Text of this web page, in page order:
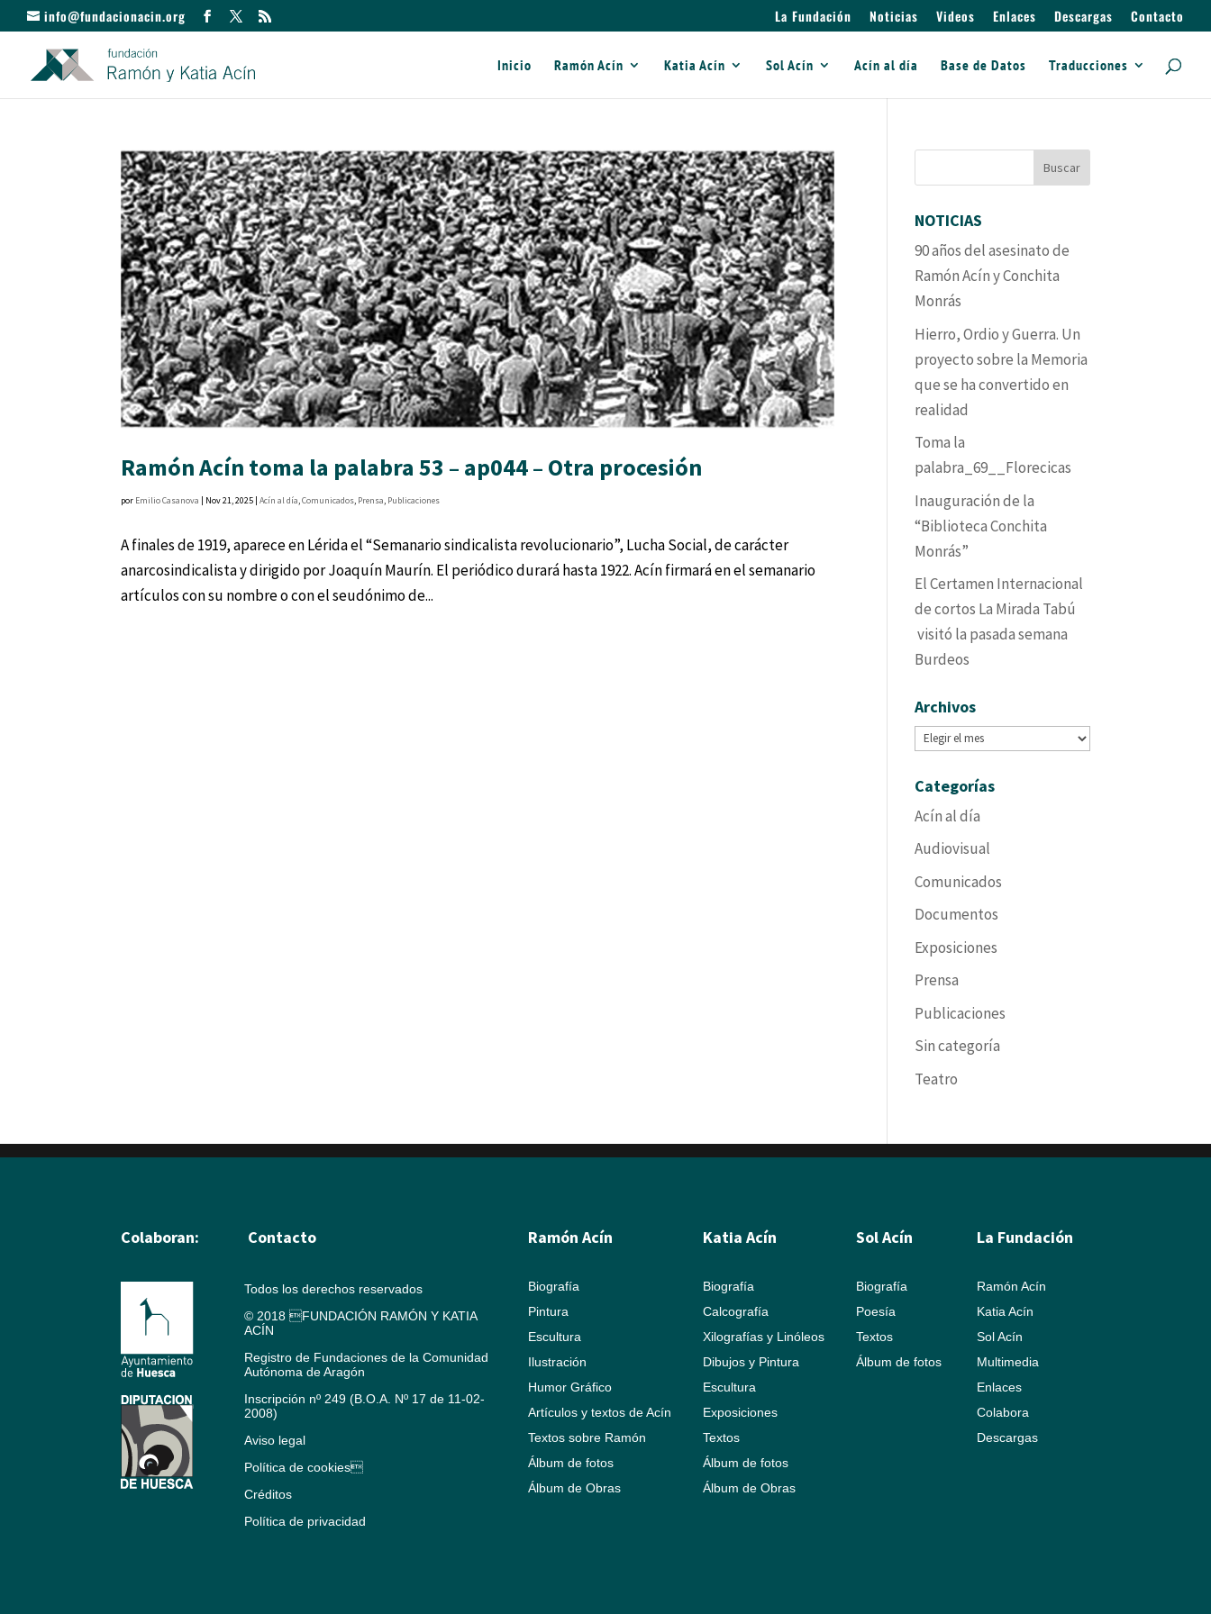
info@fundacionacin.org La Fundación Noticias Videos Enlaces Descargas Contacto
Inicio Ramón Acín Katia Acín Sol Acín Acín al día Base de Datos Traducciones
Ramón Acín toma la palabra 53 – ap044 – Otra procesión
por Emilio Casanova Nov 21, 2025 |Acín al día,Comunicados, Prensa, Publicaciones
A finales de 1919, aparece en Lérida el “Semanario sindicalista revolucionario”, Lucha Social, de carácter
anarcosindicalista y dirigido por Joaquín Maurín. El periódico durará hasta 1922. Acín firmará en el semanario
artículos con su nombre o con el seudónimo de...
NOTICIAS
90 años del asesinato de
Ramón Acín y Conchita
Monrás
Hierro, Ordio y Guerra. Un
proyecto sobre la Memoria
que se ha convertido en
realidad
Toma la
palabra_69__Florecicas
Inauguración de la
“Biblioteca Conchita
Monrás”
El Certamen Internacional
de cortos La Mirada Tabú
visitó la pasada semana
Burdeos
Archivos
Archivos
Categorías
Acín al día
Audiovisual
Comunicados
Documentos
Exposiciones
Prensa
Publicaciones
Sin categoría
Teatro
Colaboran: Contacto
Todos los derechos reservados
© 2018 FUNDACIÓN RAMÓN Y KATIA
ACÍN
Registro de Fundaciones de la Comunidad
Autónoma de Aragón
Inscripción nº 249 (B.O.A. Nº 17 de 11-02-
2008)
Aviso legal
Política de cookies
Créditos
Política de privacidad
Ramón Acín
Biografía
Pintura
Escultura
Ilustración
Humor Gráfico
Artículos y textos de Acín
Textos sobre Ramón
Álbum de fotos
Álbum de Obras
Katia Acín
Biografía
Calcografía
Xilografías y Linóleos
Dibujos y Pintura
Escultura
Exposiciones
Textos
Álbum de fotos
Álbum de Obras
Sol Acín
Biografía
Poesía
Textos
Álbum de fotos
La Fundación
Ramón Acín
Katia Acín
Sol Acín
Multimedia
Enlaces
Colabora
Descargas